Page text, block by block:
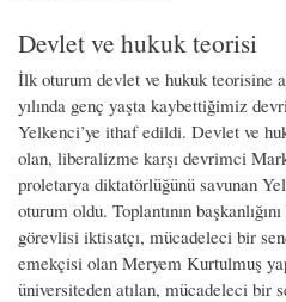
Devlet ve hukuk teorisi
İlk oturum devlet ve hukuk teorisine
yılında genç yaşta kaybettiğimiz
Yelkenci’ye ithaf edildi. Devlet ve
olan, liberalizme karşı devrimci
proletarya diktatörlüğünü savunan
oturum oldu. Toplantının
görevlisi iktisatçı, mücadeleci bir
emekçisi olan Meryem Kurtulmuş
üniversiteden atılan, mücadeleci bir